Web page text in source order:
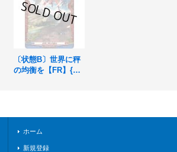
〔状態B〕世界に秤
の均衡を【FR】{DZ
ホーム
新規登録